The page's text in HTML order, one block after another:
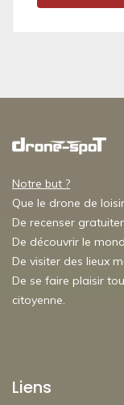
Notre but ?
Que le drone de
De recenser
De découvrir le
De visiter des lieux
De se faire plaisir
citoyenne.
Liens